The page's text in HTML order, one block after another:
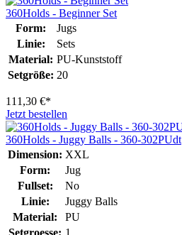
360Holds - Beginner Set
Form:
Jugs
Linie:
Sets
Material: PU-Kunststoff
Setgröße: 20
111,30 €*
Jetzt bestellen
360Holds - Juggy Balls - 360-302PUdt
Dimension: XXL
Form:
Jug
Fullset:
No
Linie:
Juggy Balls
Material:
PU